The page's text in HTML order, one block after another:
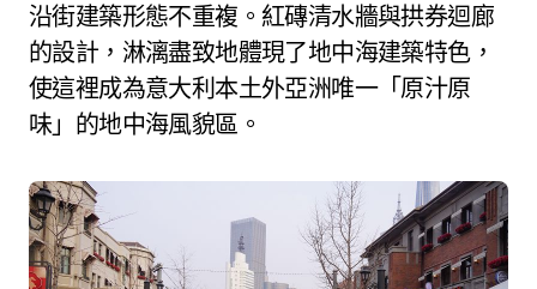
沿街建築形態不重複。紅磚清水牆與拱券迴廊
的設計，淋漓盡致地體現了地中海建築特色，
使這裡成為意大利本土外亞洲唯一「原汁原
味」的地中海風貌區。